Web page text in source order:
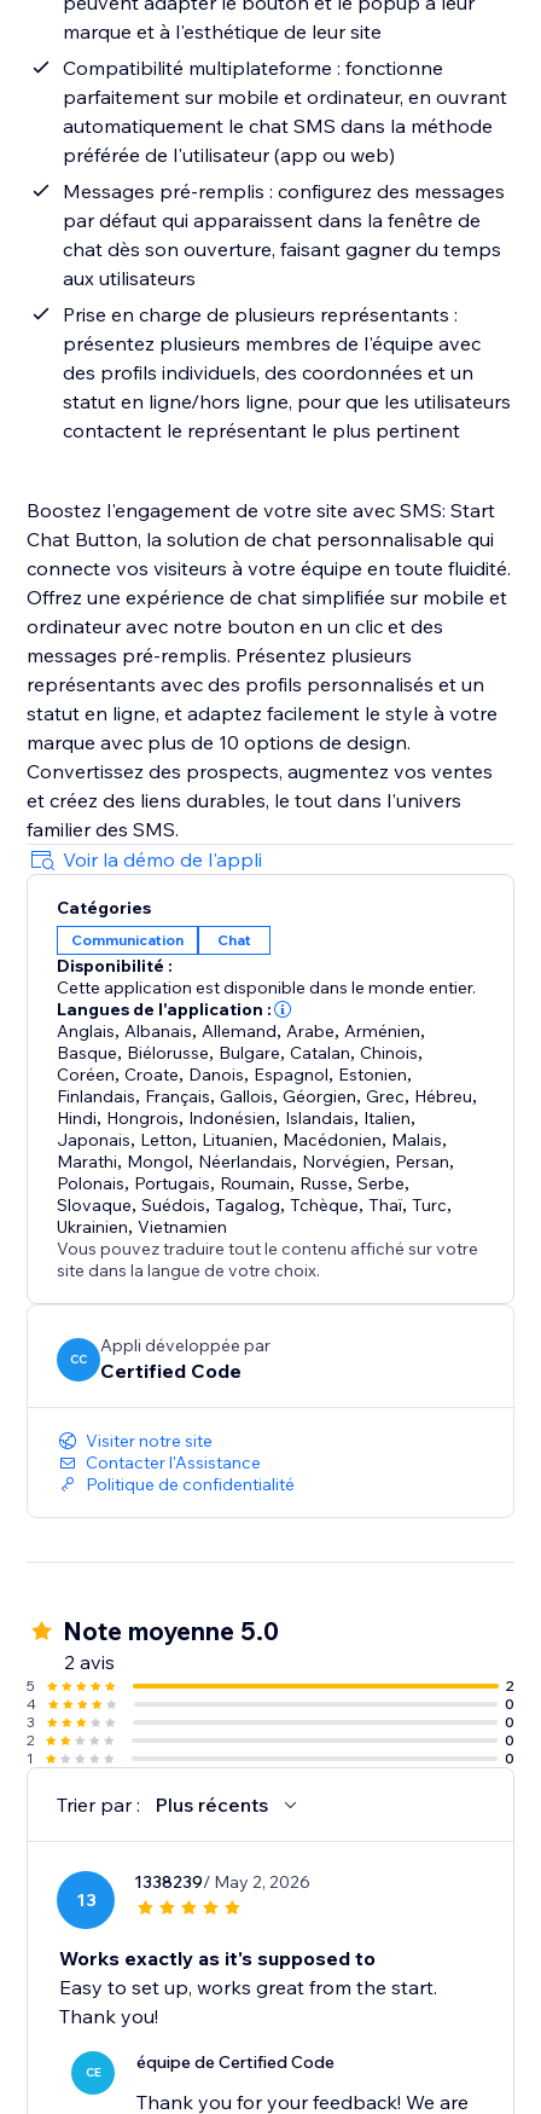
marque et à l'esthétique de leur site
Compatibilité multiplateforme : fonctionne
parfaitement sur mobile et ordinateur, en ouvrant
automatiquement le chat SMS dans la méthode
préférée de l'utilisateur (app ou web)
Messages pré-remplis : configurez des messages
par défaut qui apparaissent dans la fenêtre de
chat dès son ouverture, faisant gagner du temps
aux utilisateurs
Prise en charge de plusieurs représentants :
présentez plusieurs membres de l'équipe avec
des profils individuels, des coordonnées et un
statut en ligne/hors ligne, pour que les utilisateurs
contactent le représentant le plus pertinent
Boostez l'engagement de votre site avec SMS: Start
Chat Button, la solution de chat personnalisable qui
connecte vos visiteurs à votre équipe en toute fluidité.
Offrez une expérience de chat simplifiée sur mobile et
ordinateur avec notre bouton en un clic et des
messages pré-remplis. Présentez plusieurs
représentants avec des profils personnalisés et un
statut en ligne, et adaptez facilement le style à votre
marque avec plus de 10 options de design.
Convertissez des prospects, augmentez vos ventes
et créez des liens durables, le tout dans l'univers
familier des SMS.
Voir la démo de l'appli
Catégories
Communication Chat
Disponibilité :
Cette application est disponible dans le monde entier.
Langues de l'application :
Anglais, Albanais, Allemand, Arabe, Arménien,
Basque, Biélorusse, Bulgare,Catalan,Chinois,
Coréen,Croate, Danois, Espagnol, Estonien,
Finlandais, Français,Gallois,Géorgien,Grec, Hébreu,
Hindi, Hongrois, Indonésien, Islandais, Italien,
Japonais, Letton, Lituanien, Macédonien, Malais,
Marathi, Mongol, Néerlandais, Norvégien, Persan,
Polonais, Portugais, Roumain, Russe,Serbe,
Slovaque,Suédois,Tagalog,Tchèque,Thaï,Turc,
Ukrainien,Vietnamien
Vous pouvez traduire tout le contenu affiché sur votre
site dans la langue de votre choix.
CC
Appli développée par
Certified Code
Visiter notre site
Contacter l'Assistance
Politique de confidentialité
Note moyenne 5.0
2 avis
5
2
4
0
3
0
2
0
1
0
Trier par : Plus récents
13
1338239/ May 2, 2026
Works exactly as it's supposed to
Easy to set up, works great from the start.
Thank you!
CE équipe de Certified Code
Thank you for your feedback! We are